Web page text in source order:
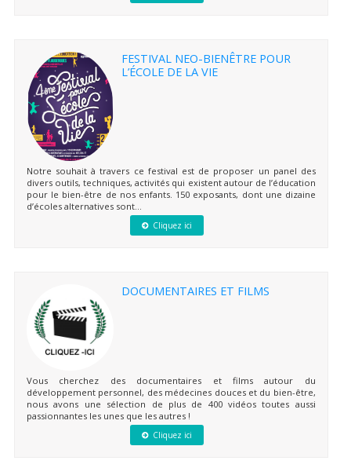
FESTIVAL NEO-BIENÊTRE POUR
L’ÉCOLE DE LA VIE
Notre souhait à travers ce festival est de proposer un panel des
divers outils, techniques, activités qui existent autour de l’éducation
pour le bien-être de nos enfants. 150 exposants, dont une dizaine
d’écoles alternatives sont...
Cliquez ici
DOCUMENTAIRES ET FILMS
Vous cherchez des documentaires et films autour du
développement personnel, des médecines douces et du bien-être,
nous avons une sélection de plus de 400 vidéos toutes aussi
passionnantes les unes que les autres !
Cliquez ici